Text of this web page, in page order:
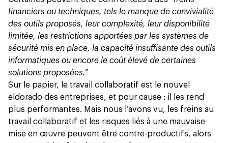
financiers ou techniques, tels le manque de convivialité
des outils proposés, leur complexité, leur disponibilité
limitée, les restrictions apportées par les systèmes de
sécurité mis en place, la capacité insuffisante des outils
informatiques ou encore le coût élevé de certaines
solutions proposées.”
Sur le papier, le travail collaboratif est le nouvel
eldorado des entreprises, et pour cause : il les rend
plus performantes. Mais nous l’avons vu, les freins au
travail collaboratif et les risques liés à une mauvaise
mise en œuvre peuvent être contre-productifs, alors